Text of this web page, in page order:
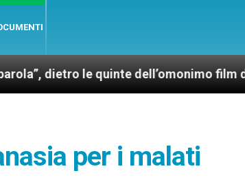
le quinte dell’omonimo film di Wim
per i malati